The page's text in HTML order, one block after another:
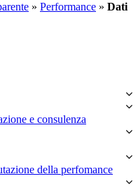
» Performance » Dati
e consulenza
della perfomance